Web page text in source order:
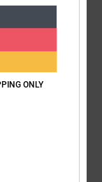
: Zu großMaterial
ONLY